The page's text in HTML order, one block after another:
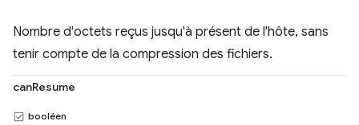
Nombre d'octets reçus jusqu'à présent de l'hôte, sans
tenir compte de la compression des fichiers.
canResume
booléen